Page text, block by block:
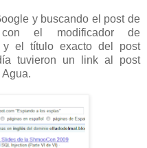
y buscando el post de
el modificador de
y el título exacto del post
tuvieron un link al post